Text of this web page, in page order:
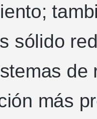
sólido
de
más